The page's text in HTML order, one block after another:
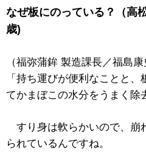
なぜ板にのっている？（
歳)
（福弥蒲鉾 製造課長／福島康
「持ち運びが便利なことと
てかまぼこの水分をうまく除
すり身は軟らかいので、崩
られているんですね。